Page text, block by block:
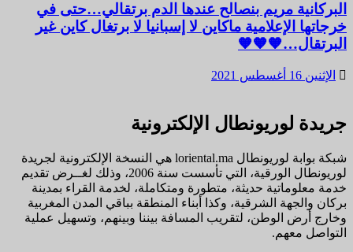
البركانية مريم بنصالح عندها الدم برتقالي…حتى في
خرجاتها الإعلامية ماكاين لا إسبانيا لا برتغال كاين غير
البرتقال…🧡🧡🧡
الإثنين 16 أغسطس 2021
جريدة لوريونطال الإلكترونية
شبكة بوابة لوريونطال loriental.ma هي النسخة الإلكترونية لجريدة
لوريونطال الورقية، التي تأسست سنة 2006، وذلك لغــرض تقديم
خدمة معلوماتية حديثة، متطورة ومتكاملة، لخدمة القراء بمدينة
بركان والجهة الشرقية، وكذا أبناء المنطقة بباقي المدن المغربية
وخارج أرض الوطن، لتقريب المسافة بيننا وبينهم، وتسهيل عملية
التواصل معهم.